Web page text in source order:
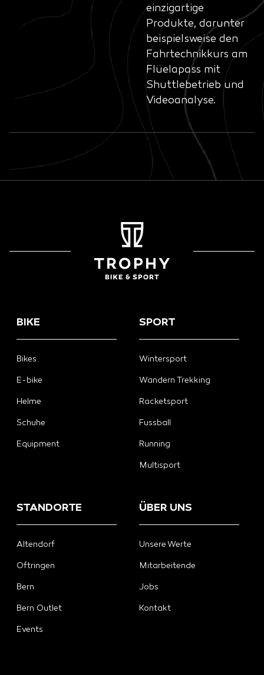
einzigartige
Produkte, darunter
beispielsweise den
Fahrtechnikkurs am
Flüelapass mit
Shuttlebetrieb und
Videoanalyse.
BIKE
Bikes
E-bike
Helme
Schuhe
Equipment
SPORT
Wintersport
Wandern Trekking
Racketsport
Fussball
Running
Multisport
STANDORTE
Altendorf
Oftringen
Bern
Bern Outlet
Events
ÜBER UNS
Unsere Werte
Mitarbeitende
Jobs
Kontakt